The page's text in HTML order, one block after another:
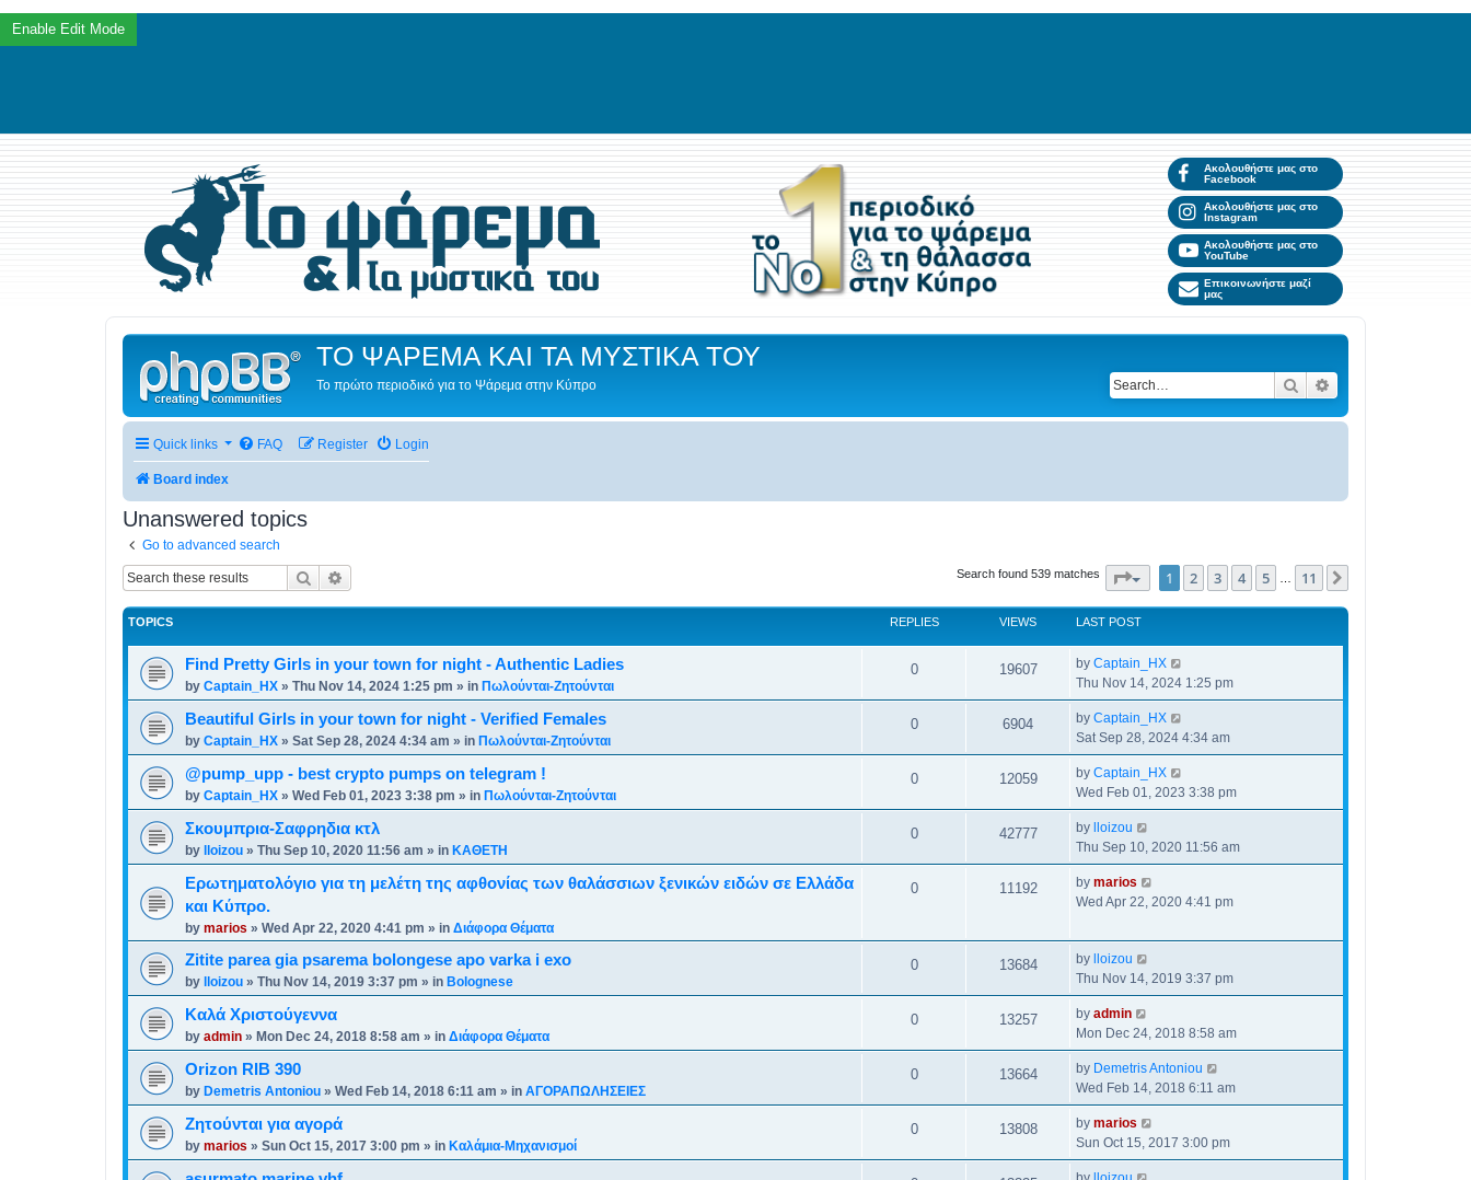
Ακολουθήστε μας στο
Facebook
Ακολουθήστε μας στο
Instagram
Ακολουθήστε μας στο
YouTube
Επικοινωνήστε μαζί
μας
ΤΟ ΨΑΡΕΜΑ ΚΑΙ ΤΑ ΜΥΣΤΙΚΑ ΤΟΥ
Το πρώτο περιοδικό για το Ψάρεμα στην Κύπρο Search
Quick links FAQ Login
Register
Board index
Unanswered topics
Go to advanced search
Search Search found 539 matches Page1 of 11
1 2 3 4 5 11
TOPICS REPLIES VIEWS LAST POST
Find Pretty Girls in your town for night - Authentic Ladies
by Captain_HX » Thu Nov 14, 2024 1:25 pm » in Πωλούνται-Ζητούνται
0 19607 by Captain_HX
Thu Nov 14, 2024 1:25 pm
Beautiful Girls in your town for night - Verified Females
by Captain_HX » Sat Sep 28, 2024 4:34 am » in Πωλούνται-Ζητούνται
0 6904 by Captain_HX
Sat Sep 28, 2024 4:34 am
@pump_upp - best crypto pumps on telegram !
by Captain_HX » Wed Feb 01, 2023 3:38 pm » in Πωλούνται-Ζητούνται
0 12059 by Captain_HX
Wed Feb 01, 2023 3:38 pm
Σκουμπρια-Σαφρηδια κτλ
by lloizou » Thu Sep 10, 2020 11:56 am » in ΚΑΘΕΤΗ
0 42777 by
lloizou
Thu Sep 10, 2020 11:56 am
Ερωτηματολόγιο για τη μελέτη της αφθονίας των θαλάσσιων ξενικών ειδών σε Ελλάδα
και Κύπρο.
by marios » Wed Apr 22, 2020 4:41 pm » in Διάφορα Θέματα
0 11192 by marios
Wed Apr 22, 2020 4:41 pm
Zitite parea gia psarema bolongese apo varka i exo
by lloizou » Thu Nov 14, 2019 3:37 pm » in Bolognese
0 13684 by
lloizou
Thu Nov 14, 2019 3:37 pm
Καλά Χριστούγεννα
by admin » Mon Dec 24, 2018 8:58 am » in Διάφορα Θέματα
0 13257 by admin
Mon Dec 24, 2018 8:58 am
Orizon RIB 390
by Demetris Antoniou » Wed Feb 14, 2018 6:11 am » in ΑΓΟΡΑΠΩΛΗΣΕΙΕΣ
0 13664 by Demetris Antoniou
Wed Feb 14, 2018 6:11 am
Ζητούνται για αγορά
by marios » Sun Oct 15, 2017 3:00 pm » in Καλάμια-Mηχανισμoί
0 13808 by marios
Sun Oct 15, 2017 3:00 pm